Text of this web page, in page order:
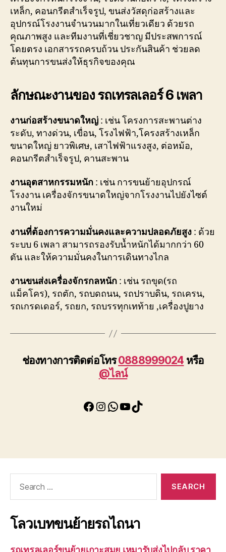
เหล็ก, คอนกรีตสำเร็จรูป, ขนส่งวัสดุก่อสร้างและ
อุปกรณ์โรงงานจำนวนมากในเที่ยวเดียว ด้วยรถ
คุณภาพสูง และทีมงานที่เชี่ยวชาญ มีประสพการณ์
โดยตรง เอกสารรถครบถ้วน ประกันสินค้า ช่วยลด
ต้นทุนการขนส่งให้ธุรกิจของคุณ
ลักษณะงานของ รถเทรลเลอร์ 6 เพลา
งานก่อสร้างขนาดใหญ่ : เช่น โครงการสะพานต่าง
ระดับ, ทางด่วน, เขื่อน, โรงไฟฟ้า,โครงสร้างเหล็ก
ขนาดใหญ่ ยาวพิเศษ, เสาไฟฟ้าแรงสูง, ต่อหม้อ,
คอนกรีตสำเร็จรูป, คานสะพาน
งานอุตสาหกรรมหนัก : เช่น การขนย้ายอุปกรณ์
โรงงาน เครื่องจักรขนาดใหญ่จากโรงงานไปยังไซต์
งานใหม่
งานที่ต้องการความมั่นคงและความปลอดภัยสูง : ด้วย
ระบบ 6 เพลา สามารถรองรับน้ำหนักได้มากกว่า 60
ตัน และให้ความมั่นคงในการเดินทางไกล
งานขนส่งเครื่องจักรกลหนัก : เช่น รถขุด(รถ
แม็คโคร), รถตัก, รถบดถนน, รถปราบดิน, รถเครน,
รถเกรดเดอร์, รถยก, รถบรรทุกเทท้าย ,เครื่องปูยาง
ช่องทางการติดต่อโทร0888999024 หรือ
@ไลน์
Facebook
Instagram
WhatsApp
YouTube
TikTok
โลวเบทขนย้ายรถไถนา